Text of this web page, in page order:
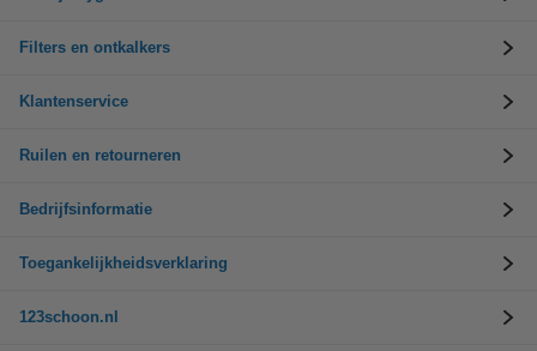
Filters en ontkalkers
Klantenservice
Ruilen en retourneren
Bedrijfsinformatie
Toegankelijkheidsverklaring
123schoon.nl